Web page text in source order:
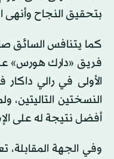
بتحقيق النجاح وأنهى السباق في المركز 37، ولكن يظل
أفضل نتيجة له على